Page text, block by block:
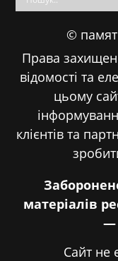
©
Права
відомості та
цьому
клієнтів та
матеріалів
—
Сайт не